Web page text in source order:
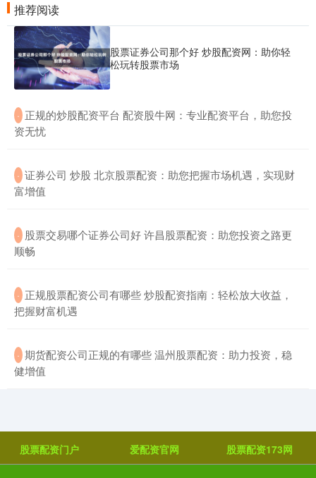
推荐阅读
股票证券公司那个好 炒股配资网：助你轻
松玩转股票市场
· ​正规的炒股配资平台 配资股牛网：专业配资平台，助您投
资无忧
· ​证券公司 炒股 北京股票配资：助您把握市场机遇，实现财
富增值
· ​股票交易哪个证券公司好 许昌股票配资：助您投资之路更
顺畅
· ​正规股票配资公司有哪些 炒股配资指南：轻松放大收益，
把握财富机遇
· ​期货配资公司正规的有哪些 温州股票配资：助力投资，稳
健增值
股票配资门户 爱配资官网 股票配资173网